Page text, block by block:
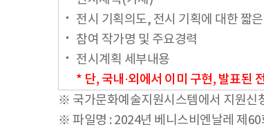
전시 기획의도, 전시 기획에 대한 짧
참여 작가명 및 주요경력
전시계획 세부내용
* 단, 국내·외에서 이미 구현, 발표된
※ 국가문화예술지원시스템에서 지원신
※ 파일명 : 2024년 베니스비엔날레 제